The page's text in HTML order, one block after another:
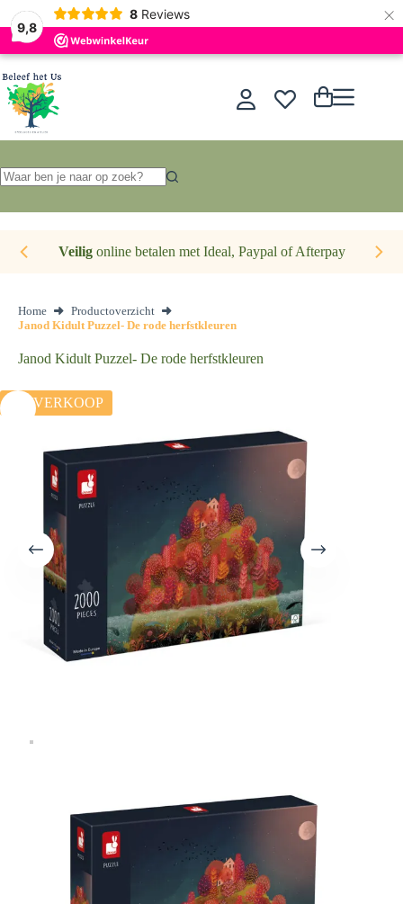
9,8
8 Reviews ×
Ga
naar
de
inhoud
Winkelwagen
resultaten
Veiligonline betalen met Ideal, Paypal of Afterpay
Home
Productoverzicht
Janod Kidult Puzzel- De rode herfstkleuren
Janod Kidult Puzzel- De rode herfstkleuren
UITVERKOOP